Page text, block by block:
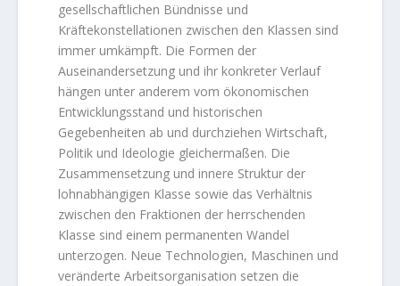
gesellschaftlichen Bündnisse und
Kräftekonstellationen zwischen den Klassen sind
immer umkämpft. Die Formen der
Auseinandersetzung und ihr konkreter Verlauf
hängen unter anderem vom ökonomischen
Entwicklungsstand und historischen
Gegebenheiten ab und durchziehen Wirtschaft,
Politik und Ideologie gleichermaßen. Die
Zusammensetzung und innere Struktur der
lohnabhängigen Klasse sowie das Verhältnis
zwischen den Fraktionen der herrschenden
Klasse sind einem permanenten Wandel
unterzogen. Neue Technologien, Maschinen und
veränderte Arbeitsorganisation setzen die